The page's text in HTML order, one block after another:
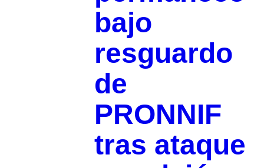
bajo
resguardo
de
PRONNIF
tras ataque